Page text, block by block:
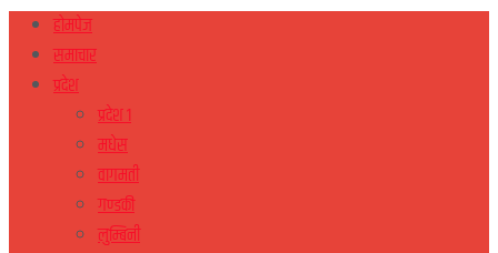
होमपेज
समाचार
प्रदेश
प्रदेश १
मधेस
वागमती
गण्डकी
लुम्बिनी